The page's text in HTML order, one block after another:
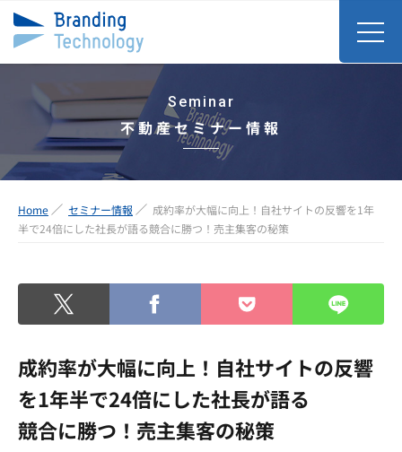
Seminar
不動産セミナー情報
Home セミナー情報
成約率が大幅に向上！自社サイトの反響を1年
半で24倍にした社長が語る競合に勝つ！売主集客の秘策
成約率が大幅に向上！自社サイトの反響
を1年半で24倍にした社長が語る
競合に勝つ！売主集客の秘策